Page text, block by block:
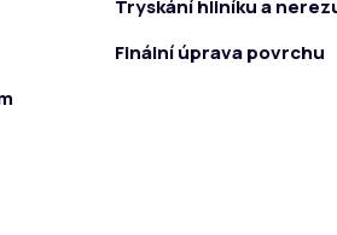
Tryskání hliníku a
Finální úprava povrchu